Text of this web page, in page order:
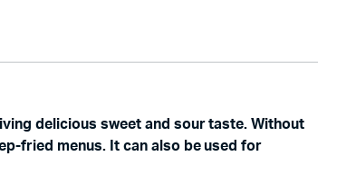
delicious sweet and sour taste. Without
fried menus. It can also be used for